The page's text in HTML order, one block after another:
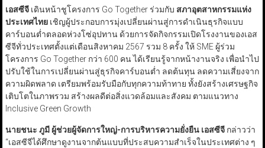
เอสซีจีเดินหน้าชูโครงการ Go Together ร่วมกับ สภาอุตสาหกรรมแห่ง
ประเทศไทยเชิญผู้ประกอบการมุ่งเปลี่ยนผ่านสู่การดำเนินธุรกิจแบบ
คาร์บอนต่ำตลอดห่วงโซ่อุปทาน ด้วยการจัดกิจกรรมเปิดโรงงานของเอส
ซีจีทั่วประเทศตั้งแต่เดือนสิงหาคม 2567 รวม 8 ครั้ง ให้ SME ผู้ร่วม
โครงการ Go Together กว่า 600 คน ได้เรียนรู้จากหน้างานจริง เพื่อนำไป
ปรับใช้ในการเปลี่ยนผ่านสู่ธุรกิจคาร์บอนต่ำ ลดต้นทุน ลดความเสี่ยงจาก
ความผิดพลาด เตรียมพร้อมรับมือกับทุกความท้าทาย ทั้งยังสร้างเศรษฐกิจ
เติบโตในภาพรวม สร้างผลดีต่อสิ่งแวดล้อมและสังคม ตามแนวทาง
Inclusive Green Growth
นายชนะ ภูมี ผู้ช่วยผู้จัดการใหญ่-การบริหารความยั่งยืน เอสซีจีกล่าวว่า
“เอสซีจีได้ศึกษาดูงานจากต้นแบบที่ประสบความสำเร็จในประเทศต่าง ๆ